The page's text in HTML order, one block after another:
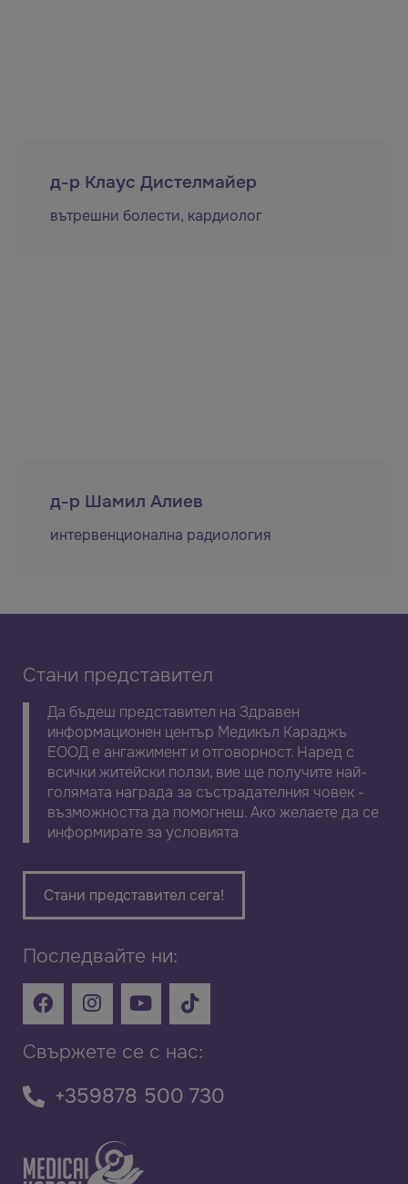
д-р Клаус Дистелмайер
вътрешни болести, кардиолог
д-р Шамил Алиев
интервенционална радиология
Стани представител
Да бъдеш представител на Здравен
информационен център Медикъл Караджъ
ЕООД е ангажимент и отговорност. Наред с
всички житейски ползи, вие ще получите най-
голямата награда за състрадателния човек -
възможността да помогнеш. Ако желаете да се
информирате за условията
Стани представител сега!
Последвайте ни:
Свържете се с нас:
+359878 500 730